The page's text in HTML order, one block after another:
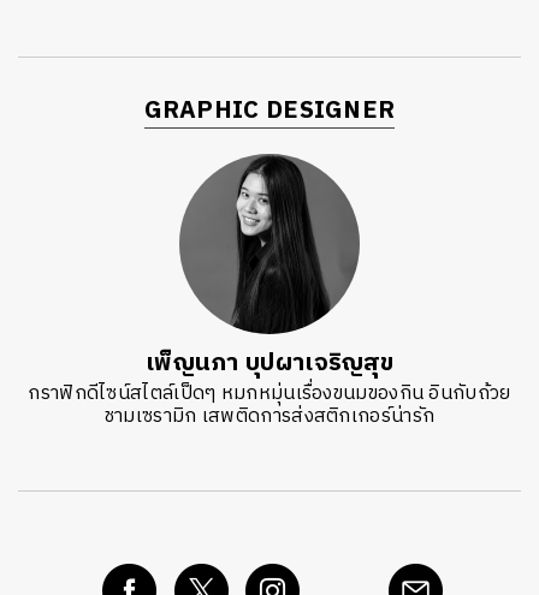
GRAPHIC DESIGNER
เพ็ญนภา บุปผาเจริญสุข
กราฟิกดีไซน์สไตล์เป็ดๆ หมกหมุ่นเรื่องขนมของกิน อินกับถ้วย
ชามเซรามิก เสพติดการส่งสติกเกอร์น่ารัก